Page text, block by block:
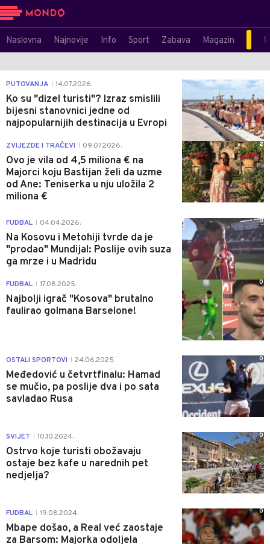
Naslovna Najnovije Info Sport Zabava Magazin
PUTOVANJA 14.07.2026.
Ko su "dizel turisti"? Izraz smislili
bijesni stanovnici jedne od
najpopularnijih destinacija u Evropi
0
ZVIJEZDE I TRAČEVI 09.07.2026.
Ovo je vila od 4,5 miliona € na
Majorci koju Bastijan želi da uzme
od Ane: Teniserka u nju uložila 2
miliona €
2
FUDBAL 04.04.2026.
Na Kosovu i Metohiji tvrde da je
"prodao" Mundijal: Poslije ovih suza
ga mrze i u Madridu
0
FUDBAL 17.08.2025.
Najbolji igrač "Kosova" brutalno
faulirao golmana Barselone!
0
OSTALI SPORTOVI 24.06.2025.
Međedović u četvrtfinalu: Hamad
se mučio, pa poslije dva i po sata
savladao Rusa
0
SVIJET 10.10.2024.
Ostrvo koje turisti obožavaju
ostaje bez kafe u narednih pet
nedjelja?
0
FUDBAL 19.08.2024.
Mbape došao, a Real već zaostaje
za Barsom: Majorka odoljela
0